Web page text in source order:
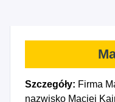
Szczegóły: Firma
nazwisko Maciej